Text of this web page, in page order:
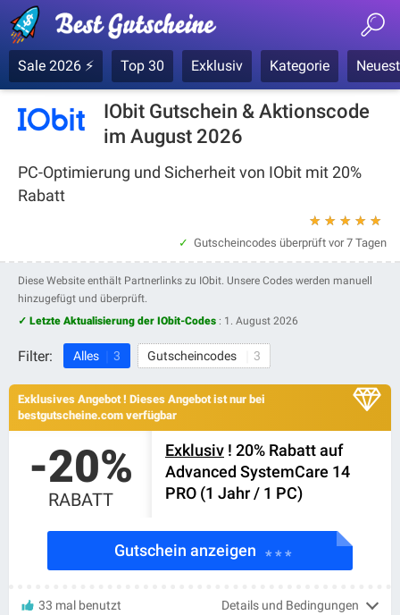
Sale 2026 ⚡ Top 30 Exklusiv Kategorie
IObit Gutschein & Aktionscode
im August 2026
PC-Optimierung und Sicherheit von IObit mit 20%
Rabatt
★
★
★
★
★
Gutscheincodes überprüft vor 7 Tagen
Diese Website enthält Partnerlinks zu IObit. Unsere Codes werden manuell
hinzugefügt und überprüft.
✓ Letzte Aktualisierung der IObit-Codes : 1. August 2026
Filter: Alles 3 Gutscheincodes 3
Exklusives Angebot ! Dieses Angebot ist nur bei
bestgutscheine.com verfügbar
-20%
RABATT
Exklusiv ! 20% Rabatt auf
Advanced SystemCare 14
PRO (1 Jahr / 1 PC)
Gutschein anzeigen * * *
33 mal benutzt Details und Bedingungen